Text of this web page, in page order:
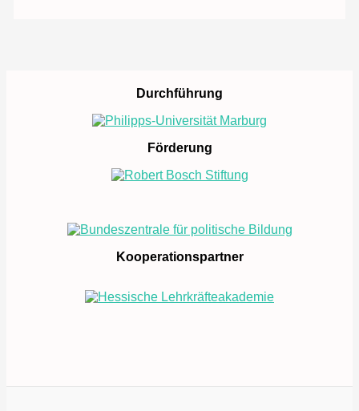
Durchführung
Förderung
Kooperationspartner